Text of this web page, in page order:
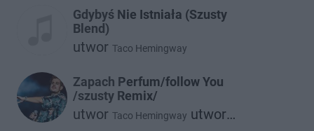
Gdybyś Nie Istniała (Szusty
Blend)
utwor Taco Hemingway
Zapach Perfum/follow You
/szusty Remix/
utwor Taco Hemingway utwor